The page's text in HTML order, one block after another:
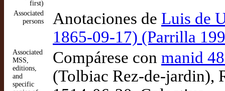
first)
Associated
persons
Anotaciones de Luis de
1865-09-17) (Parrilla
Associated
MSS,
editions,
and
specific
Compárese con manid
(Tolbiac Rez-de-jardin),